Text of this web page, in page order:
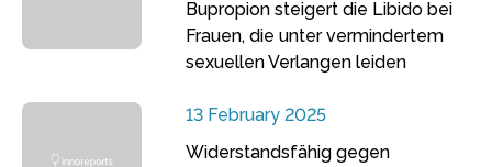
Bupropion steigert die Libido bei
Frauen, die unter vermindertem
sexuellen Verlangen leiden
13 February 2025
Widerstandsfähig gegen